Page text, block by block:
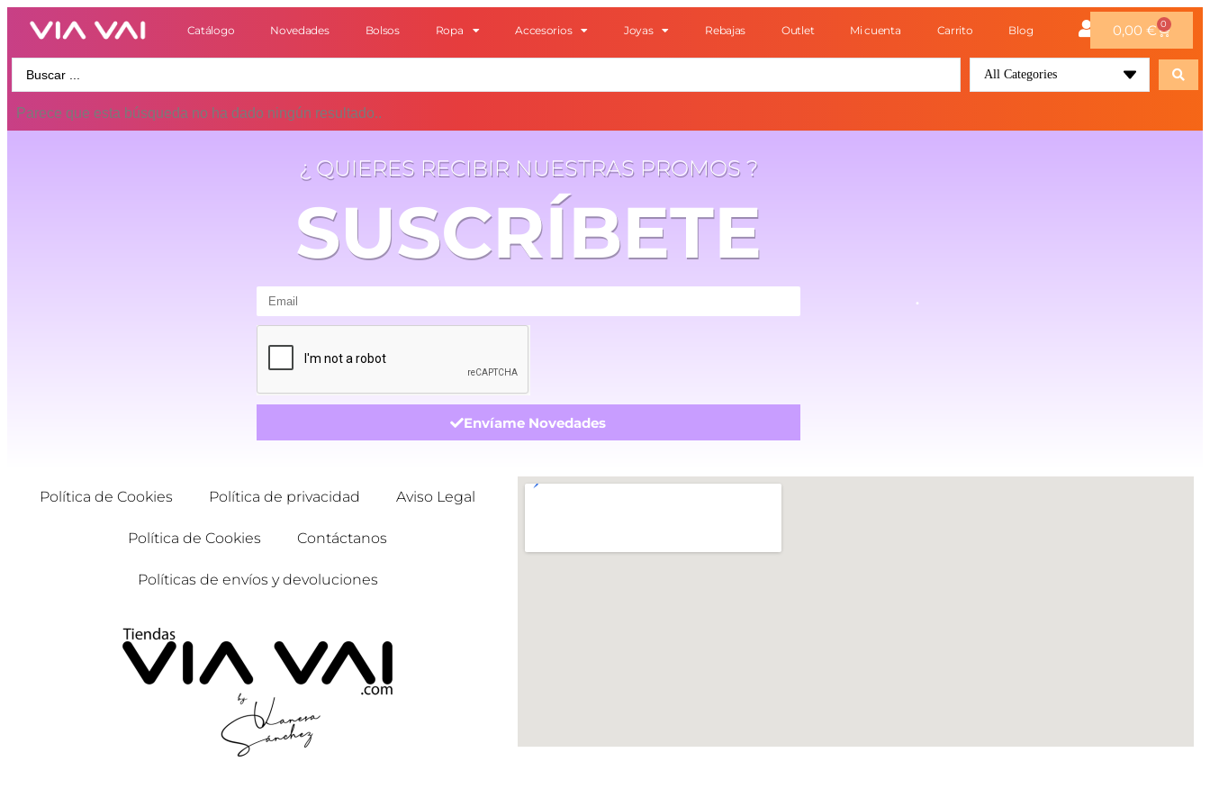
Catálogo Novedades Bolsos Ropa Accesorios Joyas Rebajas Outlet Mi cuenta Carrito Blog 0,00 € 0
All Categories
Parece que esta búsqueda no ha dado ningún resultado..
¿ QUIERES RECIBIR NUESTRAS PROMOS ?
SUSCRÍBETE
Envíame Novedades
.
Política de Cookies Política de privacidad Aviso Legal
Política de Cookies Contáctanos
Políticas de envíos y devoluciones